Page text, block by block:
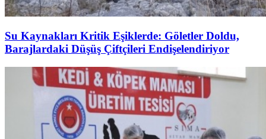
Su Kaynakları Kritik Eşiklerde: Göletler Doldu,
Barajlardaki Düşüş Çiftçileri Endişelendiriyor